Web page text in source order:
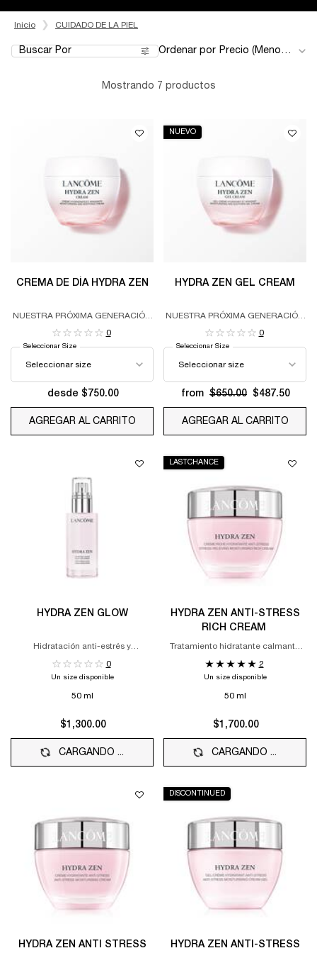
Inicio CUIDADO DE LA PIEL
Buscar Por
Filters menu
Ordenar por
Mostrando 7 productos
CREMA DE DÍA HYDRA ZEN
NUESTRA PRÓXIMA GENERACIÓN
HIDROCALMANTE PARA PIELES
ESTRESADAS, IMPULSADO POR
BIOTECNOLÓGICOS
0
Seleccionar Size
desde $750.00
AGREGAR AL CARRITO CREMA DE DÍA HYDRA ZEN
NUEVO
HYDRA ZEN GEL CREAM
NUESTRA PRÓXIMA GENERACIÓN
HIDROCALMANTE PARA PIELES
ESTRESADAS, IMPULSADO POR
BIOTECNOLÓGICOS.
0
Seleccionar Size
from $650.00 $487.50
AGREGAR AL CARRITO
HYDRA ZEN GLOW
Hidratación anti-estrés y
0
Un size disponible
50 ml
$1,300.00
CARGANDO ...
LASTCHANCE
HYDRA ZEN ANTI-STRESS
RICH CREAM
Tratamiento hidratante calmante
2
Un size disponible
50 ml
$1,700.00
CARGANDO ...
HYDRA ZEN ANTI STRESS
DISCONTINUED
HYDRA ZEN ANTI-STRESS